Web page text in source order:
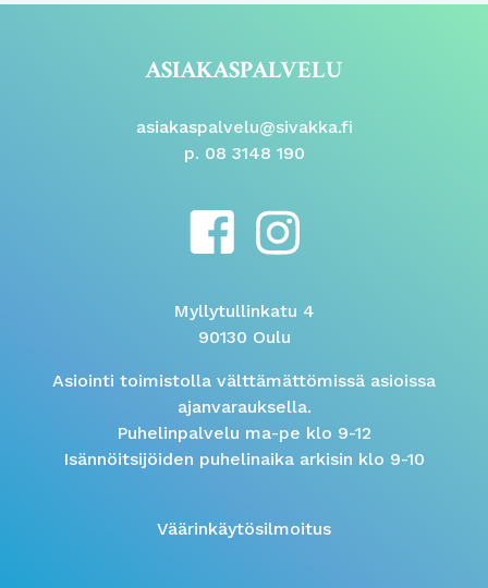
ASIAKASPALVELU
asiakaspalvelu@sivakka.fi
p. 08 3148 190
Myllytullinkatu 4
90130 Oulu
Asiointi toimistolla välttämättömissä asioissa
ajanvarauksella.
Puhelinpalvelu ma-pe klo 9-12
Isännöitsijöiden puhelinaika arkisin klo 9-10
Väärinkäytösilmoitus